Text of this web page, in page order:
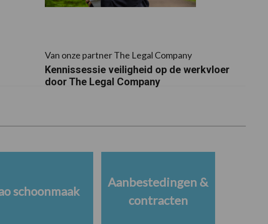
Van onze partner The Legal Company
Kennissessie veiligheid op de werkvloer
door The Legal Company
schoonmaak
Aanbestedingen &
contracten